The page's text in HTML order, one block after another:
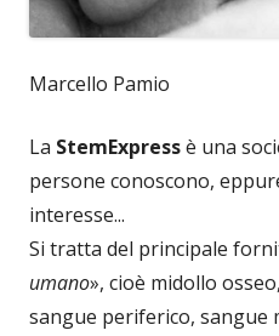
Marcello Pamio
La StemExpressè una
persone conoscono,
interesse...
Si tratta del principale
umano», cioè midollo
sangue periferico, sangue